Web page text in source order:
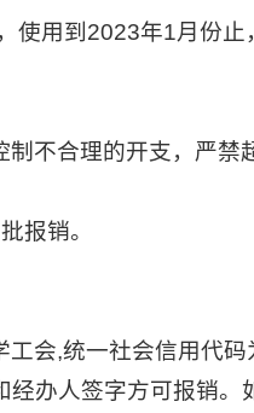
用到2023年1月份止
不合理的开支，严禁
报销。
会,统一社会信用代码
办人签字方可报销。